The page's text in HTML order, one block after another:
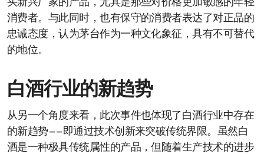
买新兴厂家的产品，尤其是那些对价格更加敏感的年轻
消费者。与此同时，也有保守的消费者表达了对正品的
忠诚态度，认为茅台作为一种文化象征，具有不可替代
的地位。
白酒行业的新趋势
从另一个角度来看，此次事件也体现了白酒行业中存在
的新趋势——即通过技术创新来突破传统界限。虽然白
酒是一种极具传统属性的产品，但随着生产技术的进步